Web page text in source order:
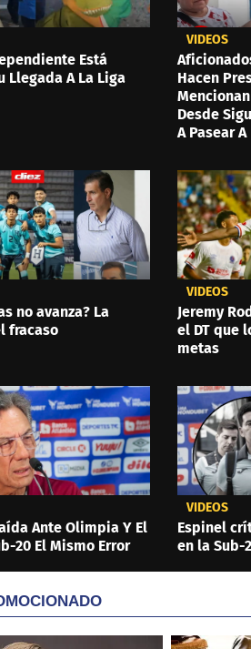
Está
Llegada A La Liga
VIDEOS
Hacen
Desde
A Pasear
no avanza? La
fracaso
VIDEOS
Jeremy
el DT que
metas
Ante Olimpia Y El
20 El Mismo Error
VIDEOS
Espinel
en la Sub-